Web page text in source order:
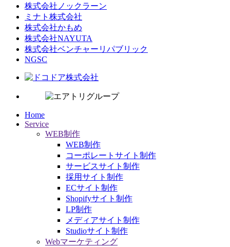
株式会社ノックラーン
ミナト株式会社
株式会社かもめ
株式会社NAYUTA
株式会社ベンチャーリパブリック
NGSC
Home
Service
WEB制作
WEB制作
コーポレートサイト制作
サービスサイト制作
採用サイト制作
ECサイト制作
Shopifyサイト制作
LP制作
メディアサイト制作
Studioサイト制作
Webマーケティング